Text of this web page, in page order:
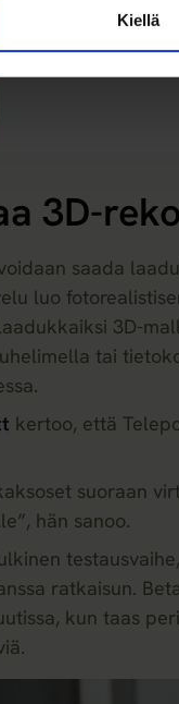
Kiellä
3D-
saada
luo
3D-
tai
kertoo, että
suoraan
hän sanoo.
ratkaisun.
kun taas